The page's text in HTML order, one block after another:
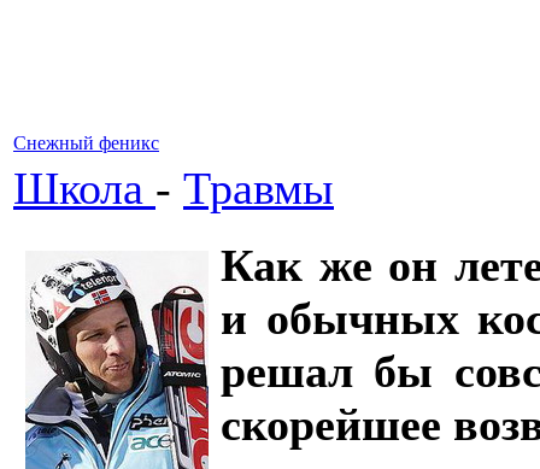
Снежный феникс
Школа - Травмы
Как же он
и обычных
решал бы
скорейшее